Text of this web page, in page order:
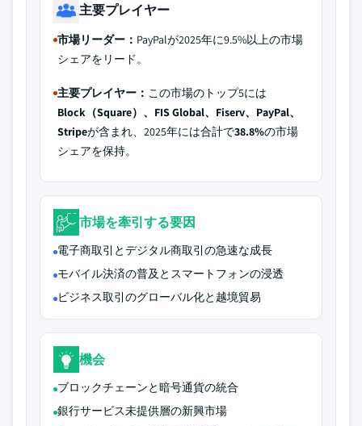
主要プレイヤー
市場リーダー： PayPalが2025年に9.5%以上の市場
シェアをリード。
主要プレイヤー： この市場のトップ5には
Block（Square）、FIS Global、Fiserv、PayPal、
Stripeが含まれ、2025年には合計で38.8%の市場
シェアを保持。
市場を牽引する要因
電子商取引とデジタル商取引の急速な成長
モバイル決済の普及とスマートフォンの浸透
ビジネス取引のグローバル化と越境貿易
機会
ブロックチェーンと暗号通貨の統合
銀行サービス未提供層の新興市場